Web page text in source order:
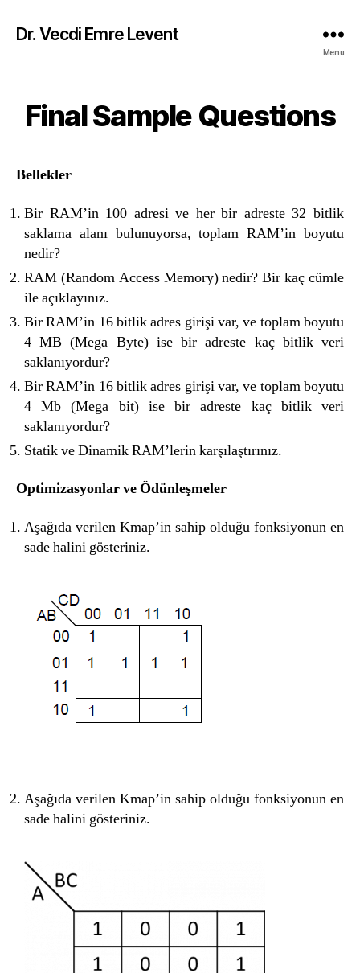
Dr. Vecdi Emre Levent
Menu
Categories
Final Sample Questions
Bellekler
Bir RAM’in 100 adresi ve her bir adreste 32 bitlik
saklama alanı bulunuyorsa, toplam RAM’in boyutu
nedir?
RAM (Random Access Memory) nedir? Bir kaç cümle
ile açıklayınız.
Bir RAM’in 16 bitlik adres girişi var, ve toplam boyutu
4 MB (Mega Byte) ise bir adreste kaç bitlik veri
saklanıyordur?
Bir RAM’in 16 bitlik adres girişi var, ve toplam boyutu
4 Mb (Mega bit) ise bir adreste kaç bitlik veri
saklanıyordur?
Statik ve Dinamik RAM’lerin karşılaştırınız.
Optimizasyonlar ve Ödünleşmeler
Aşağıda verilen Kmap’in sahip olduğu fonksiyonun en
sade halini gösteriniz.
Aşağıda verilen Kmap’in sahip olduğu fonksiyonun en
sade halini gösteriniz.